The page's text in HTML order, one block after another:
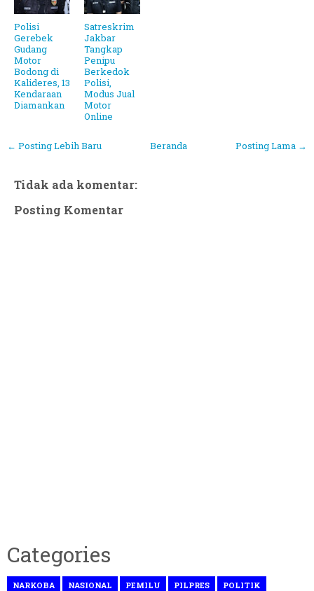
Polisi
Gerebek
Gudang
Motor
Bodong di
Kalideres, 13
Kendaraan
Diamankan
Satreskrim
Jakbar
Tangkap
Penipu
Berkedok
Polisi,
Modus Jual
Motor
Online
← Posting Lebih Baru Posting Lama →
Beranda
Tidak ada komentar:
Posting Komentar
Categories
NARKOBA NASIONAL PEMILU PILPRES POLITIK